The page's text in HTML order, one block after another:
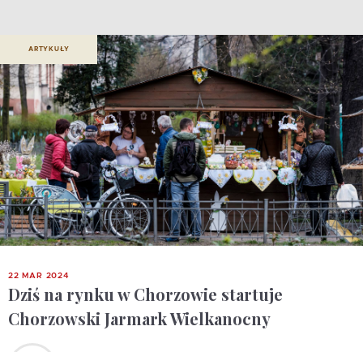
ARTYKUŁY
22 MAR 2024
Dziś na rynku w Chorzowie startuje
Chorzowski Jarmark Wielkanocny